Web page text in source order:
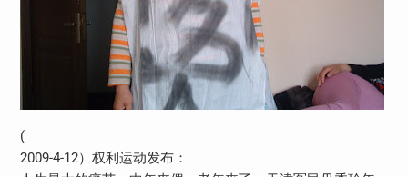
(
2009-4-12）权利运动发布：